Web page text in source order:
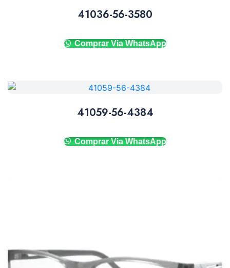
41036-56-3580
Comprar Via WhatsApp
41059-56-4384
Comprar Via WhatsApp